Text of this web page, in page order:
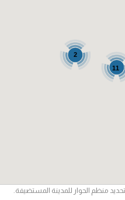
11
2
منظم الحوار للمدينة المستضيفة.